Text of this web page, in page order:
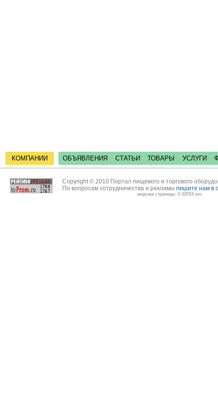
КОМПАНИИ ОБЪЯВЛЕНИЯ СТАТЬИ ТОВАРЫ УСЛУГИ
Copyright © 2010 Портал пищевого и торгового
По вопросам сотрудничества и рекламы пишите нам в
загрузка страницы: 0.00553 sec